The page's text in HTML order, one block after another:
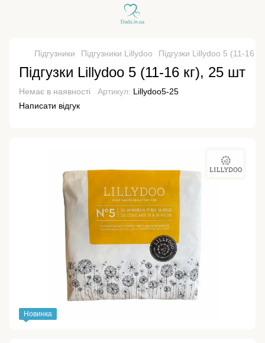
Підгузники Підгузники Lillydoo Підгузки Lillydoo 5 (11-16
Підгузки Lillydoo 5 (11-16 кг), 25 шт
Немає в наявності Артикул: Lillydoo5-25
Написати відгук
Новинка